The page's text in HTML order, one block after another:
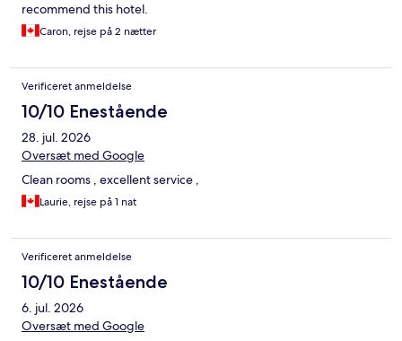
recommend this hotel.
Caron, rejse på 2 nætter
Verificeret anmeldelse
10/10 Enestående
28. jul. 2026
Oversæt med Google
Clean rooms , excellent service ,
Laurie, rejse på 1 nat
Verificeret anmeldelse
10/10 Enestående
6. jul. 2026
Oversæt med Google